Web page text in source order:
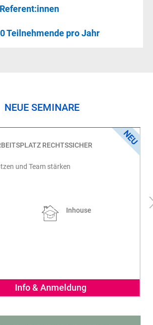
Teilnehmende pro Jahr
NEUE SEMINARE
RECHTSSICHER
und Team stärken
Inhouse
Info & Anmeldung